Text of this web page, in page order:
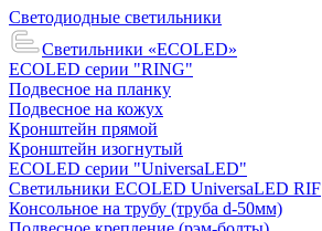
Светодиодные светильники
Светильники «ECOLED»
ECOLED серии "RING"
Подвесное на планку
Подвесное на кожух
Кронштейн прямой
Кронштейн изогнутый
ECOLED серии "UniversaLED"
Светильники ECOLED UniversaLED RIF
Консольное на трубу (труба d-50мм)